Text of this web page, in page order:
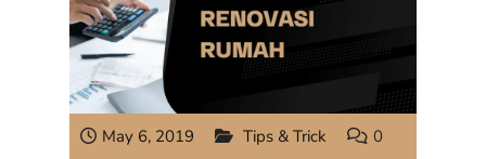
May 6, 2019 Tips & Trick 0